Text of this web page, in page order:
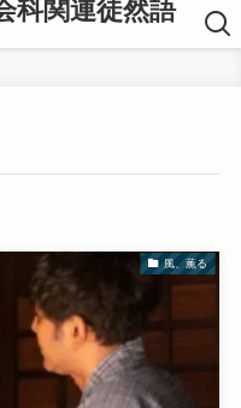
科関連徒然語
風、薫る